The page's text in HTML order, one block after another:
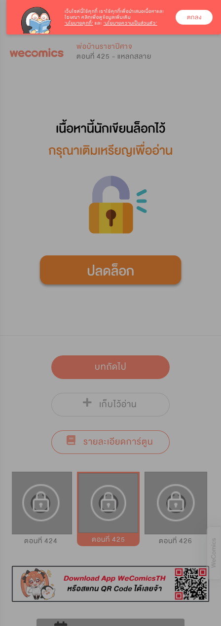
พ่อบ้านราชาปีศาจ
ตอนที่ 425 - แหลกสลาย
บทถัดไป
เก็บไว้อ่าน
รายละเอียดการ์ตูน
ตอนที่ 424 ตอนที่ 425 ตอนที่ 426
เว็บไซต์นี้ใช้คุกกี้ เราใช้คุกกี้เพื่อนำเสนอเนื้อหาและ
โฆษณา คลิกเพื่อดูข้อมูลเพิ่มเติม
‘นโยบายคุกกี้’ และ ‘นโยบายความเป็นส่วนตัว’
ตกลง